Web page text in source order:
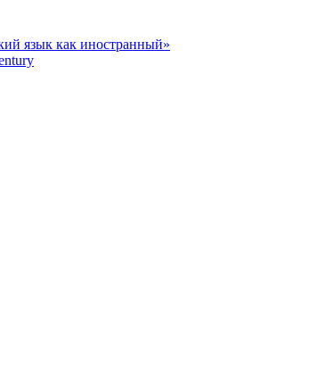
язык как иностранный»